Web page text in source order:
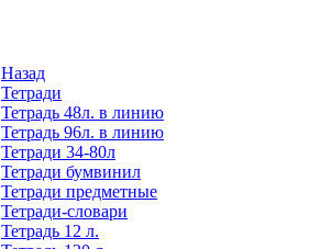
Назад
Тетради
Тетрадь 48л. в линию
Тетрадь 96л. в линию
Тетради 34-80л
Тетради бумвинил
Тетради предметные
Тетради-словари
Тетрадь 12 л.